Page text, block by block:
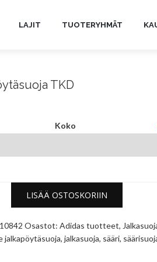
LAJIT TUOTERYHMÄT
TKD
Koko
LISÄÄ OSTOSKORIIN
10842 Osastot: Adidas tuotteet,
jalkapöytäsuoja, jalkasuoja, sääri,